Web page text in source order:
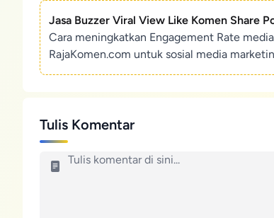
Jasa Buzzer Viral View Like Komen Share
Cara meningkatkan Engagement Rate
RajaKomen.com untuk sosial media
Tulis Komentar